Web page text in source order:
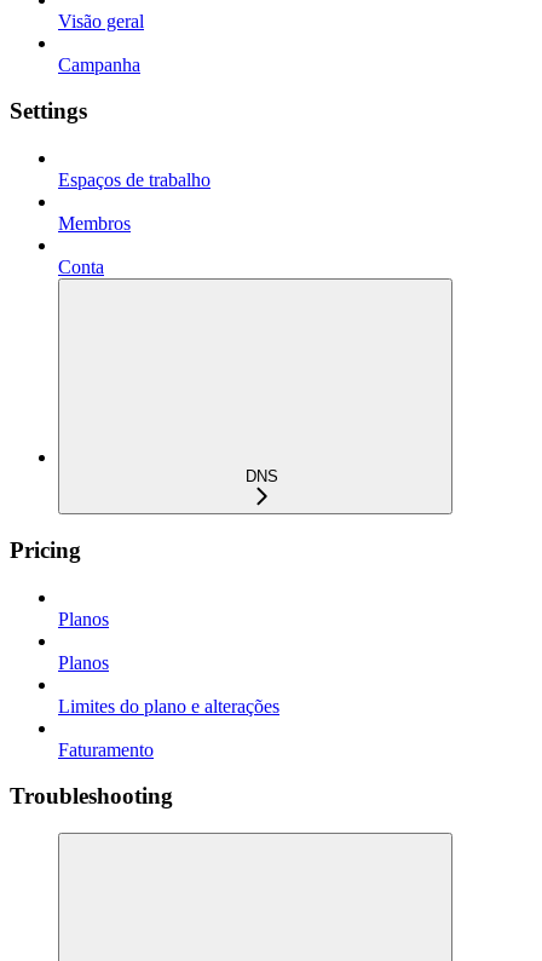
Visão geral
Campanha
Settings
Espaços de trabalho
Membros
Conta
DNS
Pricing
Planos
Planos
Limites do plano e alterações
Faturamento
Troubleshooting